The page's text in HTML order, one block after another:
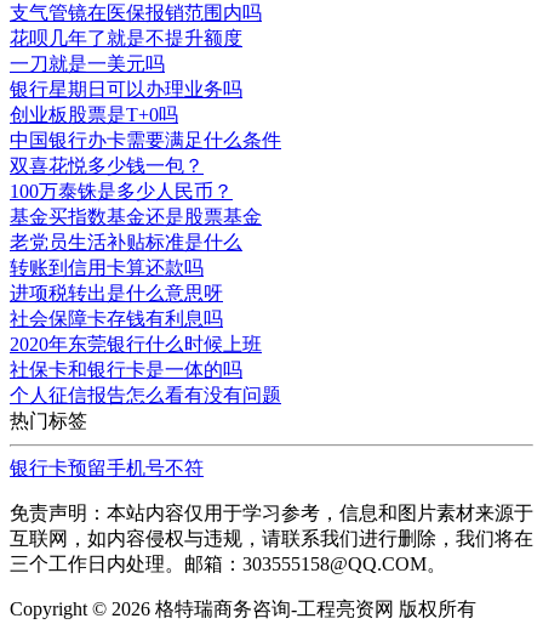
支气管镜在医保报销范围内吗
花呗几年了就是不提升额度
一刀就是一美元吗
银行星期日可以办理业务吗
创业板股票是T+0吗
中国银行办卡需要满足什么条件
双喜花悦多少钱一包？
100万泰铢是多少人民币？
基金买指数基金还是股票基金
老党员生活补贴标准是什么
转账到信用卡算还款吗
进项税转出是什么意思呀
社会保障卡存钱有利息吗
2020年东莞银行什么时候上班
社保卡和银行卡是一体的吗
个人征信报告怎么看有没有问题
热门标签
银行卡预留手机号不符
免责声明：本站内容仅用于学习参考，信息和图片素材来源于
互联网，如内容侵权与违规，请联系我们进行删除，我们将在
三个工作日内处理。邮箱：303555158@QQ.COM。
Copyright © 2026 格特瑞商务咨询-工程亮资网 版权所有